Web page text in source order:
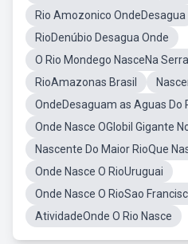
Rio Amozonico OndeDesagua
RioDenúbio Desagua Onde
O Rio Mondego NasceNa
RioAmazonas Brasil
OndeDesaguam as Aguas Do
Onde Nasce OGlobil Gigante
Nascente Do Maior RioQue
Onde Nasce O RioUruguai
Onde Nasce O RioSao
AtividadeOnde O Rio Nasce